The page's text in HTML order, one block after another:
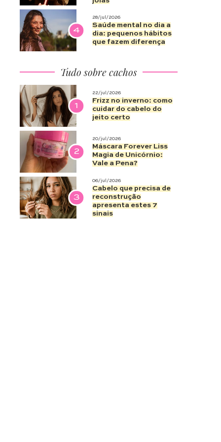
4
28/jul/2026
Saúde mental no dia a
dia: pequenos hábitos
que fazem diferença
Tudo sobre cachos
1
22/jul/2026
Frizz no inverno: como
cuidar do cabelo do
jeito certo
2
20/jul/2026
Máscara Forever Liss
Magia de Unicórnio:
Vale a Pena?
3
06/jul/2026
Cabelo que precisa de
reconstrução
apresenta estes 7
sinais